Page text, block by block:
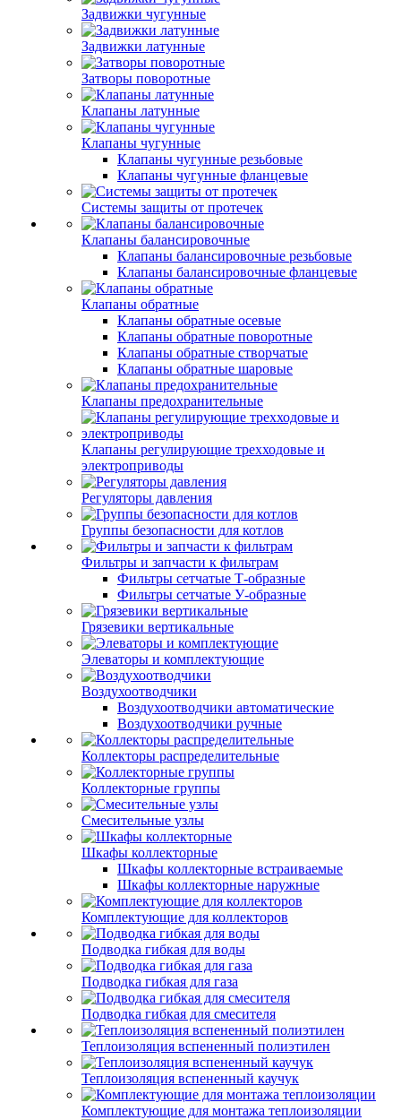
Задвижки чугунные
Задвижки латунные
Затворы поворотные
Клапаны латунные
Клапаны чугунные
Клапаны чугунные резьбовые
Клапаны чугунные фланцевые
Системы защиты от протечек
Клапаны балансировочные
Клапаны балансировочные резьбовые
Клапаны балансировочные фланцевые
Клапаны обратные
Клапаны обратные осевые
Клапаны обратные поворотные
Клапаны обратные створчатые
Клапаны обратные шаровые
Клапаны предохранительные
Клапаны регулирующие трехходовые и
электроприводы
Регуляторы давления
Группы безопасности для котлов
Фильтры и запчасти к фильтрам
Фильтры сетчатые Т-образные
Фильтры сетчатые У-образные
Грязевики вертикальные
Элеваторы и комплектующие
Воздухоотводчики
Воздухоотводчики автоматические
Воздухоотводчики ручные
Коллекторы распределительные
Коллекторные группы
Смесительные узлы
Шкафы коллекторные
Шкафы коллекторные встраиваемые
Шкафы коллекторные наружные
Комплектующие для коллекторов
Подводка гибкая для воды
Подводка гибкая для газа
Подводка гибкая для смесителя
Теплоизоляция вспененный полиэтилен
Теплоизоляция вспененный каучук
Комплектующие для монтажа теплоизоляции